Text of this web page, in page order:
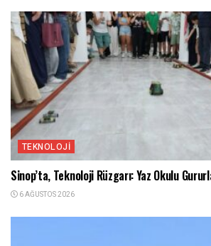
TEKNOLOJI
Sinop’ta, Teknoloji Rüzgarı: Yaz Okulu
6 AĞUSTOS 2026